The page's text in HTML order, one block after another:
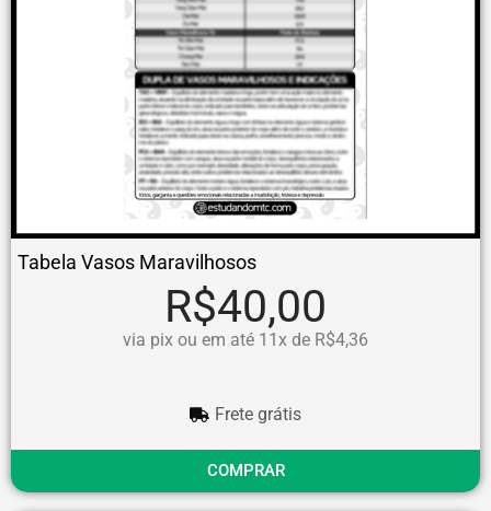
Tabela Vasos Maravilhosos
R$40,00
via pix ou em até 11x de R$4,36
Frete grátis
COMPRAR